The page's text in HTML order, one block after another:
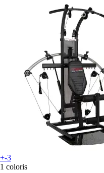
+-3
1 coloris